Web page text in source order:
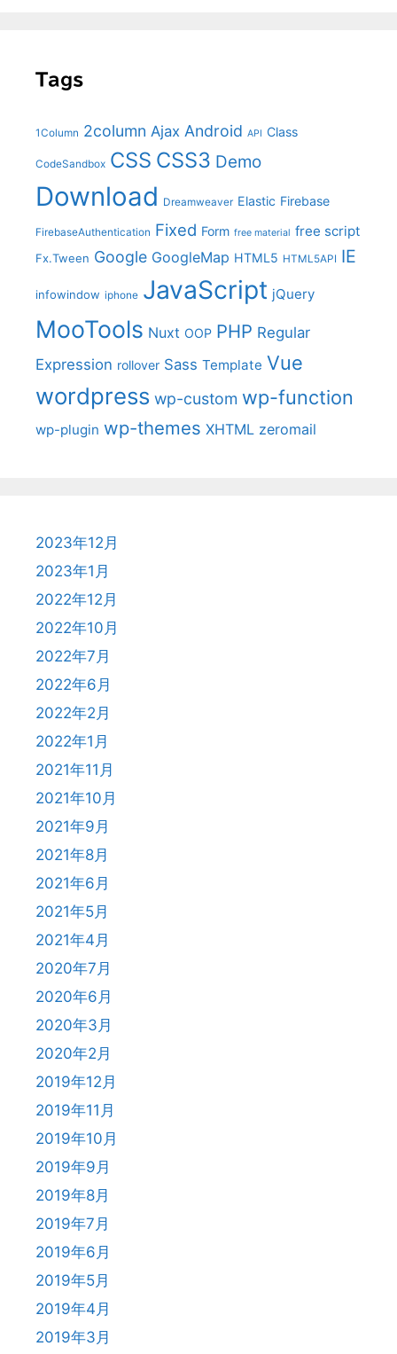
Tags
1Column 2column Ajax Android API Class
CodeSandbox CSS CSS3 Demo
Download Dreamweaver Elastic Firebase
FirebaseAuthentication Fixed Form free material free script
Fx.Tween Google GoogleMap HTML5 HTML5API IE
infowindow iphone JavaScript jQuery
MooTools Nuxt OOP PHP Regular
Expression rollover Sass Template Vue
wordpress wp-custom wp-function
wp-plugin wp-themes XHTML zeromail
2023年12月
2023年1月
2022年12月
2022年10月
2022年7月
2022年6月
2022年2月
2022年1月
2021年11月
2021年10月
2021年9月
2021年8月
2021年6月
2021年5月
2021年4月
2020年7月
2020年6月
2020年3月
2020年2月
2019年12月
2019年11月
2019年10月
2019年9月
2019年8月
2019年7月
2019年6月
2019年5月
2019年4月
2019年3月